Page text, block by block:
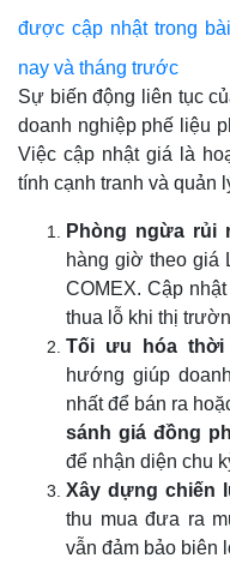
được cập nhật trong
nay và tháng trước
Sự biến động liên tục
doanh nghiệp phế liệu
Việc cập nhật giá là
tính cạnh tranh và quản
Phòng ngừa rủi
hàng giờ theo giá
COMEX. Cập
thua lỗ khi thị
Tối ưu hóa thời
hướng giúp
nhất để bán ra
sánh giá đồng
để nhận diện chu
Xây dựng chiến
thu mua đưa ra
vẫn đảm bảo biên